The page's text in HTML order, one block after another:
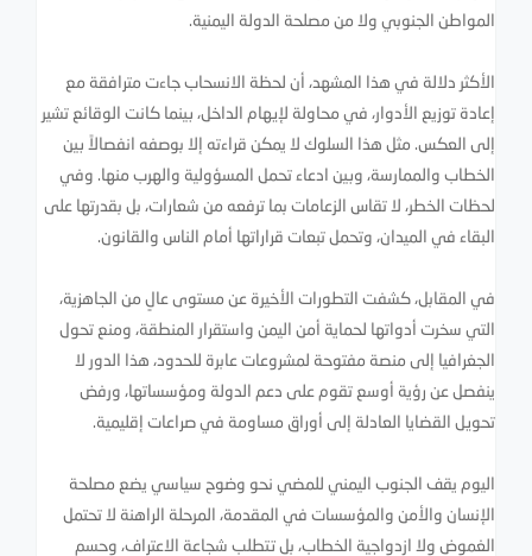
المواطن الجنوبي ولا من مصلحة الدولة اليمنية.
الأكثر دلالة في هذا المشهد، أن لحظة الانسحاب جاءت مترافقة مع
إعادة توزيع الأدوار، في محاولة لإيهام الداخل، بينما كانت الوقائع تشير
إلى العكس. مثل هذا السلوك لا يمكن قراءته إلا بوصفه انفصالاً بين
الخطاب والممارسة، وبين ادعاء تحمل المسؤولية والهرب منها. وفي
لحظات الخطر، لا تقاس الزعامات بما ترفعه من شعارات، بل بقدرتها على
البقاء في الميدان، وتحمل تبعات قراراتها أمام الناس والقانون.
في المقابل، كشفت التطورات الأخيرة عن مستوى عالٍ من الجاهزية،
التي سخرت أدواتها لحماية أمن اليمن واستقرار المنطقة، ومنع تحول
الجغرافيا إلى منصة مفتوحة لمشروعات عابرة للحدود، هذا الدور لا
ينفصل عن رؤية أوسع تقوم على دعم الدولة ومؤسساتها، ورفض
تحويل القضايا العادلة إلى أوراق مساومة في صراعات إقليمية.
اليوم يقف الجنوب اليمني للمضي نحو وضوح سياسي يضع مصلحة
الإنسان والأمن والمؤسسات في المقدمة، المرحلة الراهنة لا تحتمل
الغموض ولا ازدواجية الخطاب، بل تتطلب شجاعة الاعتراف، وحسم